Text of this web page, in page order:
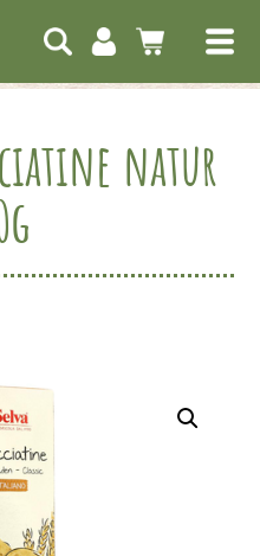
natur